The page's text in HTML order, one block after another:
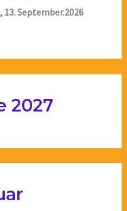
13. September.2026
2027